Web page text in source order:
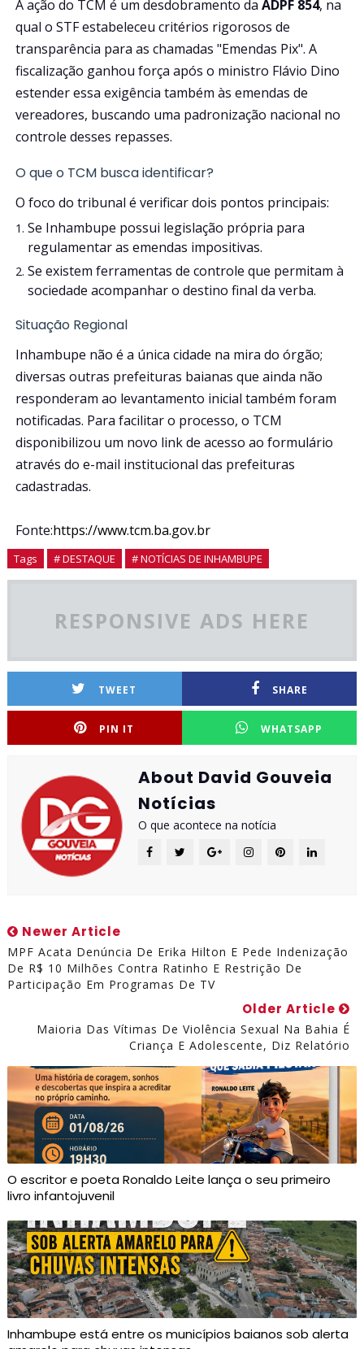
A ação do TCM é um desdobramento da ADPF 854, na
qual o STF estabeleceu critérios rigorosos de
transparência para as chamadas "Emendas Pix". A
fiscalização ganhou força após o ministro Flávio Dino
estender essa exigência também às emendas de
vereadores, buscando uma padronização nacional no
controle desses repasses.
O que o TCM busca identificar?
O foco do tribunal é verificar dois pontos principais:
Se Inhambupe possui legislação própria para
regulamentar as emendas impositivas.
Se existem ferramentas de controle que permitam à
sociedade acompanhar o destino final da verba.
Situação Regional
Inhambupe não é a única cidade na mira do órgão;
diversas outras prefeituras baianas que ainda não
responderam ao levantamento inicial também foram
notificadas. Para facilitar o processo, o TCM
disponibilizou um novo link de acesso ao formulário
através do e-mail institucional das prefeituras
cadastradas.
Fonte:https://www.tcm.ba.gov.br
Tags # DESTAQUE # NOTÍCIAS DE INHAMBUPE
RESPONSIVE ADS HERE
TWEET SHARE
PIN IT WHATSAPP
About David Gouveia
Notícias
O que acontece na notícia
Newer Article
MPF Acata Denúncia De Erika Hilton E Pede Indenização
De R$ 10 Milhões Contra Ratinho E Restrição De
Participação Em Programas De TV
Older Article
Maioria Das Vítimas De Violência Sexual Na Bahia É
Criança E Adolescente, Diz Relatório
O escritor e poeta Ronaldo Leite lança o seu primeiro
livro infantojuvenil
Inhambupe está entre os municípios baianos sob alerta